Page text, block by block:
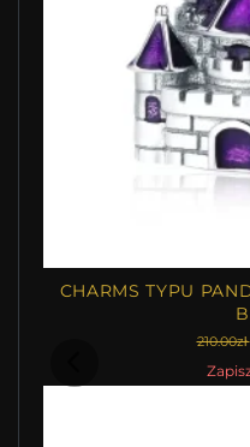
CHARMS TYPU
210.00zł